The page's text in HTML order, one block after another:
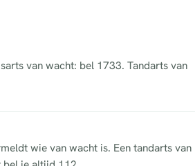
van wacht: bel 1733. Tandarts van
wie van wacht is. Een tandarts van